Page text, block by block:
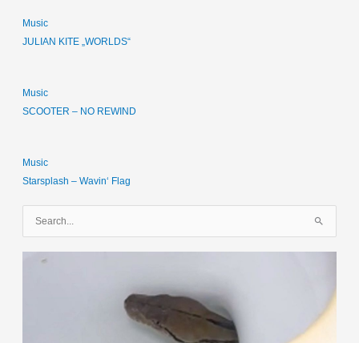
Music
JULIAN KITE „WORLDS“
Music
SCOOTER – NO REWIND
Music
Starsplash – Wavin‘ Flag
c